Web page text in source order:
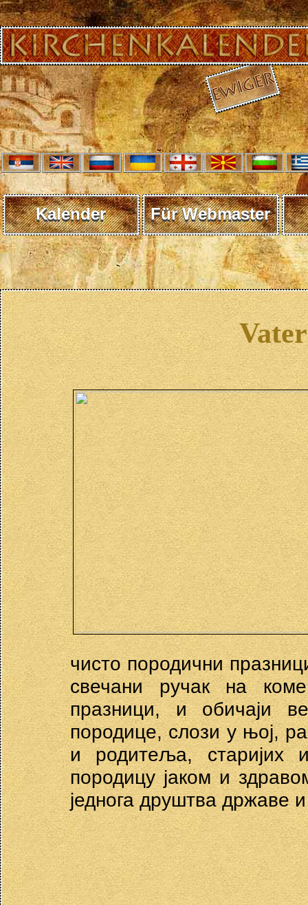
Kalender Für Webmaster
чисто породични
свечани ручак на
празници, и обичаји
породице, слози у њој,
и родитеља, старијих
породицу јаком и
једнога друштва државе